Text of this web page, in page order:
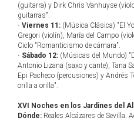
(guitarra) y Dirk Chris Vanhuyse
guitarras".
· Viernes 11: (Música Clásica) "El
Gregori (violín), María del Campo
Ciclo "Romanticismo de cámara".
· Sábado 12: (Músicas del Mundo)
Antonio Lizana (saxo y cante), Tana
Epi Pacheco (percusiones) y Andrés
orilla a orilla".
XVI Noches en los Jardines del
Dónde: Reales Alcázares de Sevilla.